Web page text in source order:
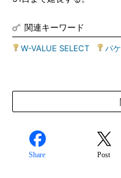
関連キーワード
W-VALUE SELECT パ
Share Post